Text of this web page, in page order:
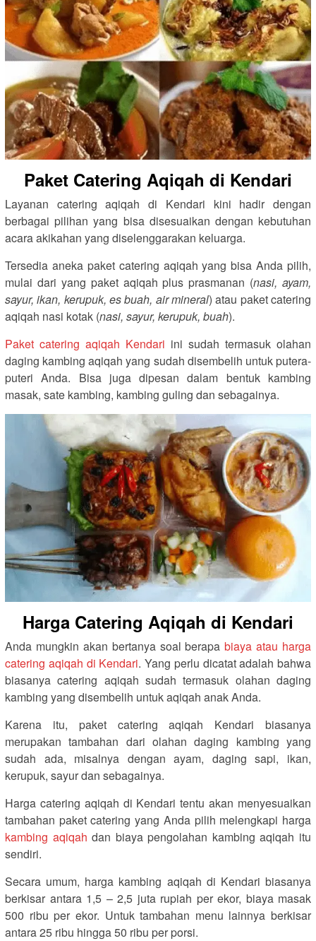
Paket Catering Aqiqah di Kendari
Layanan catering aqiqah di Kendari kini hadir dengan
berbagai pilihan yang bisa disesuaikan dengan kebutuhan
acara akikahan yang diselenggarakan keluarga.
Tersedia aneka paket catering aqiqah yang bisa Anda pilih,
mulai dari yang paket aqiqah plus prasmanan (nasi, ayam,
sayur, ikan, kerupuk, es buah, air mineral) atau paket catering
aqiqah nasi kotak (nasi, sayur, kerupuk, buah).
Paket catering aqiqah Kendari ini sudah termasuk olahan
daging kambing aqiqah yang sudah disembelih untuk putera-
puteri Anda. Bisa juga dipesan dalam bentuk kambing
masak, sate kambing, kambing guling dan sebagainya.
Harga Catering Aqiqah di Kendari
Anda mungkin akan bertanya soal berapabiaya atau harga
catering aqiqah di Kendari. Yang perlu dicatat adalah bahwa
biasanya catering aqiqah sudah termasuk olahan daging
kambing yang disembelih untuk aqiqah anak Anda.
Karena itu, paket catering aqiqah Kendari biasanya
merupakan tambahan dari olahan daging kambing yang
sudah ada, misalnya dengan ayam, daging sapi, ikan,
kerupuk, sayur dan sebagainya.
Harga catering aqiqah di Kendari tentu akan menyesuaikan
tambahan paket catering yang Anda pilih melengkapi harga
kambing aqiqah dan biaya pengolahan kambing aqiqah itu
sendiri.
Secara umum, harga kambing aqiqah di Kendari biasanya
berkisar antara 1,5 – 2,5 juta rupiah per ekor, biaya masak
500 ribu per ekor. Untuk tambahan menu lainnya berkisar
antara 25 ribu hingga 50 ribu per porsi.